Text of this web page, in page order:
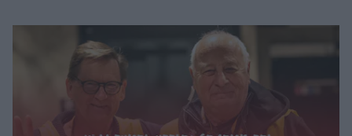
Bli en del av laget bakom laget – vi söker nya stjärnor till